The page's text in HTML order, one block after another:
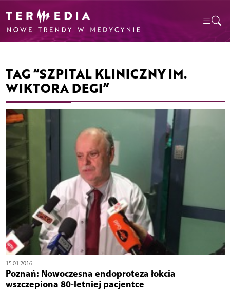
TAG “SZPITAL KLINICZNY IM.
WIKTORA DEGI”
15.01.2016
Poznań: Nowoczesna endoproteza łokcia
wszczepiona 80-letniej pacjentce